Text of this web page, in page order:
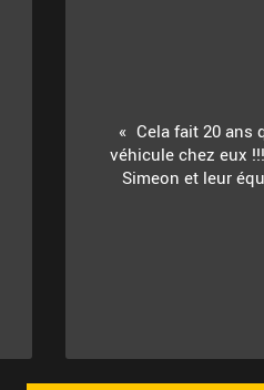
Cela fait 20 ans
véhicule chez eux
Simeon et leur